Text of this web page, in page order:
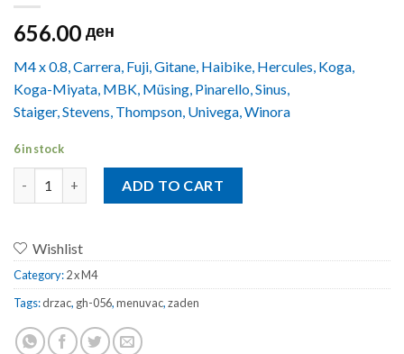
656.00 ден
M4 x 0.8, Carrera, Fuji, Gitane, Haibike, Hercules, Koga,
Koga-Miyata, MBK, Müsing, Pinarello, Sinus,
Staiger, Stevens, Thompson, Univega, Winora
6 in stock
ADD TO CART
Wishlist
Category:2 x M4
Tags:drzac, gh-056,menuvac,zaden